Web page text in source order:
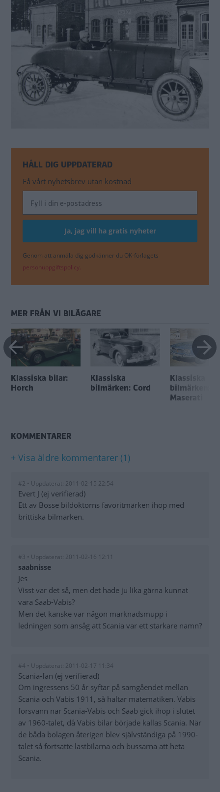
HÅLL DIG UPPDATERAD
Få vårt nyhetsbrev utan kostnad
Genom att anmäla dig godkänner du OK-förlagets
personuppgiftspolicy.
MER FRÅN VI BILÄGARE
Klassiska bilar:
Horch
Klassiska
bilmärken: Cord
Klassiska
bilmärken:
Maserati
KOMMENTARER
+ Visa äldre kommentarer (1)
#2 • Uppdaterat: 2011-02-15 22:54
Evert J (ej verifierad)
Ett av Bosse bildoktorns favoritmärken ihop med
brittiska bilmärken.
#3 • Uppdaterat: 2011-02-16 12:11
saabnisse
Jes
Visst var det så, men det hade ju lika gärna kunnat
vara Saab-Vabis?
Men det kanske var någon marknadsmupp i
ledningen som ansåg att Scania var ett starkare namn?
#4 • Uppdaterat: 2011-02-17 11:34
Scania-fan (ej verifierad)
Om ingressens 50 år syftar på samgåendet mellan
Scania och Vabis 1911, så haltar matematiken. Vabis
försvann när Scania-Vabis och Saab gick ihop i slutet
av 1960-talet, då Vabis bilar började kallas Scania. När
de båda bolagen återigen blev självständiga på 1990-
talet så fortsatte lastbilarna och bussarna att heta
Scania.